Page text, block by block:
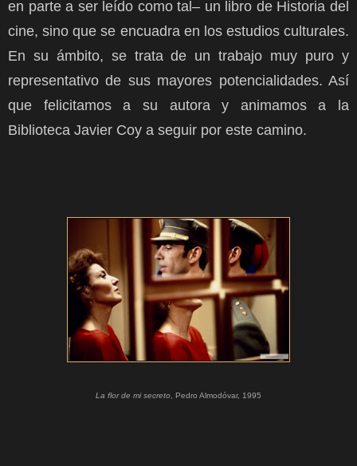
en parte a ser leído como tal– un libro de Historia del
cine, sino que se encuadra en los estudios culturales.
En su ámbito, se trata de un trabajo muy puro y
representativo de sus mayores potencialidades. Así
que felicitamos a su autora y animamos a la
Biblioteca Javier Coy a seguir por este camino.
La flor de mi secreto , Pedro Almodóvar, 1995